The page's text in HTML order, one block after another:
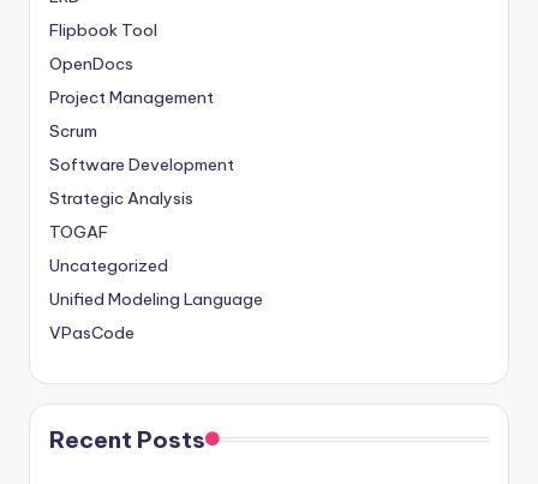
Flipbook Tool
OpenDocs
Project Management
Scrum
Software Development
Strategic Analysis
TOGAF
Uncategorized
Unified Modeling Language
VPasCode
Recent Posts